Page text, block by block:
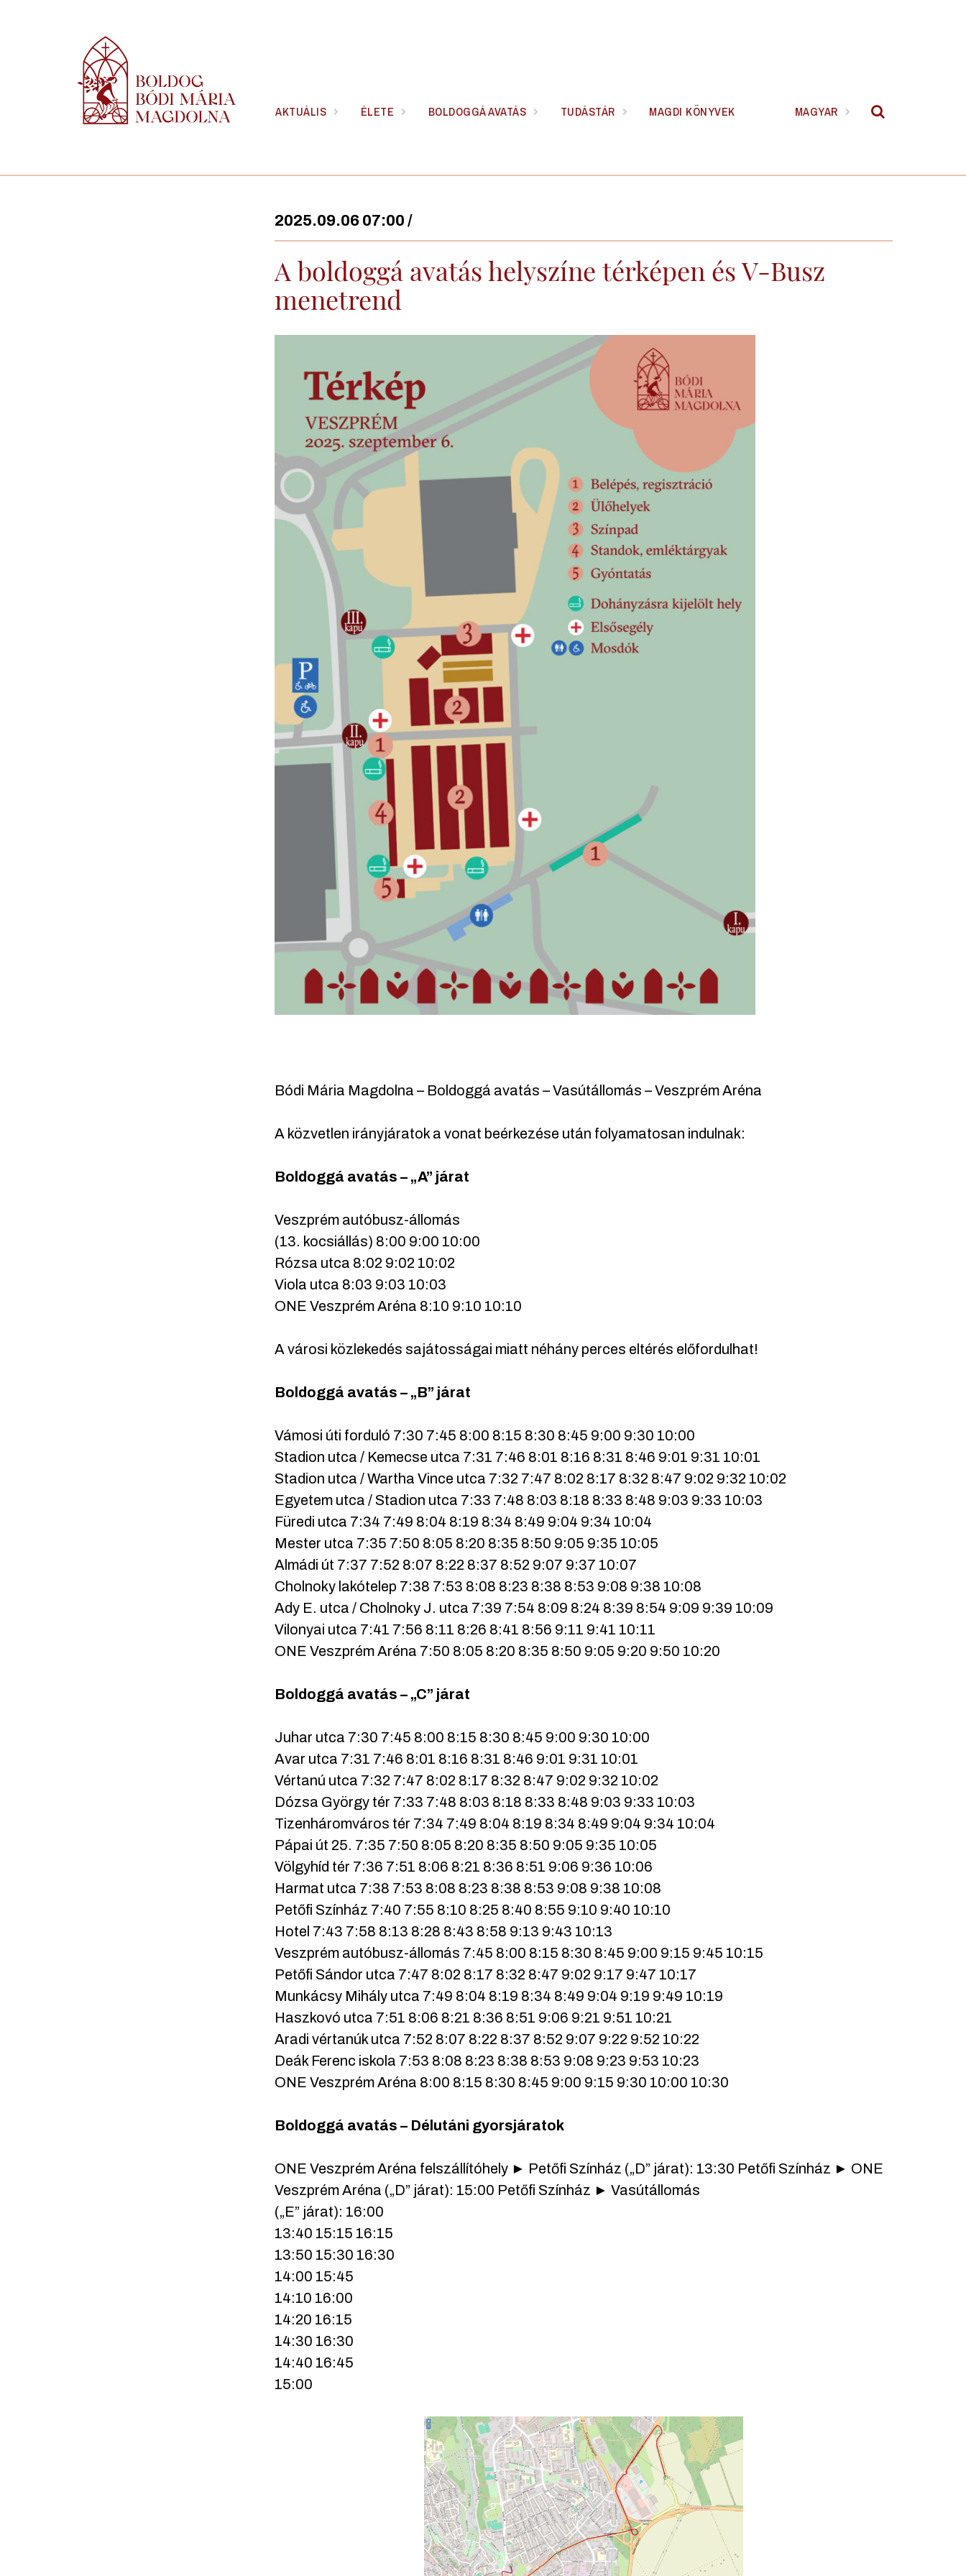
AKTUÁLIS ÉLETE BOLDOGGÁ AVATÁS TUDÁSTÁR MAGDI KÖNYVEK MAGYAR
2025.09.06 07:00 /
A boldoggá avatás helyszíne térképen és V-Busz
menetrend
Bódi Mária Magdolna – Boldoggá avatás – Vasútállomás – Veszprém Aréna
A közvetlen irányjáratok a vonat beérkezése után folyamatosan indulnak:
Boldoggá avatás – „A” járat
Veszprém autóbusz-állomás
(13. kocsiállás) 8:00 9:00 10:00
Rózsa utca 8:02 9:02 10:02
Viola utca 8:03 9:03 10:03
ONE Veszprém Aréna 8:10 9:10 10:10
A városi közlekedés sajátosságai miatt néhány perces eltérés előfordulhat!
Boldoggá avatás – „B” járat
Vámosi úti forduló 7:30 7:45 8:00 8:15 8:30 8:45 9:00 9:30 10:00
Stadion utca / Kemecse utca 7:31 7:46 8:01 8:16 8:31 8:46 9:01 9:31 10:01
Stadion utca / Wartha Vince utca 7:32 7:47 8:02 8:17 8:32 8:47 9:02 9:32 10:02
Egyetem utca / Stadion utca 7:33 7:48 8:03 8:18 8:33 8:48 9:03 9:33 10:03
Füredi utca 7:34 7:49 8:04 8:19 8:34 8:49 9:04 9:34 10:04
Mester utca 7:35 7:50 8:05 8:20 8:35 8:50 9:05 9:35 10:05
Almádi út 7:37 7:52 8:07 8:22 8:37 8:52 9:07 9:37 10:07
Cholnoky lakótelep 7:38 7:53 8:08 8:23 8:38 8:53 9:08 9:38 10:08
Ady E. utca / Cholnoky J. utca 7:39 7:54 8:09 8:24 8:39 8:54 9:09 9:39 10:09
Vilonyai utca 7:41 7:56 8:11 8:26 8:41 8:56 9:11 9:41 10:11
ONE Veszprém Aréna 7:50 8:05 8:20 8:35 8:50 9:05 9:20 9:50 10:20
Boldoggá avatás – „C” járat
Juhar utca 7:30 7:45 8:00 8:15 8:30 8:45 9:00 9:30 10:00
Avar utca 7:31 7:46 8:01 8:16 8:31 8:46 9:01 9:31 10:01
Vértanú utca 7:32 7:47 8:02 8:17 8:32 8:47 9:02 9:32 10:02
Dózsa György tér 7:33 7:48 8:03 8:18 8:33 8:48 9:03 9:33 10:03
Tizenháromváros tér 7:34 7:49 8:04 8:19 8:34 8:49 9:04 9:34 10:04
Pápai út 25. 7:35 7:50 8:05 8:20 8:35 8:50 9:05 9:35 10:05
Völgyhíd tér 7:36 7:51 8:06 8:21 8:36 8:51 9:06 9:36 10:06
Harmat utca 7:38 7:53 8:08 8:23 8:38 8:53 9:08 9:38 10:08
Petőfi Színház 7:40 7:55 8:10 8:25 8:40 8:55 9:10 9:40 10:10
Hotel 7:43 7:58 8:13 8:28 8:43 8:58 9:13 9:43 10:13
Veszprém autóbusz-állomás 7:45 8:00 8:15 8:30 8:45 9:00 9:15 9:45 10:15
Petőfi Sándor utca 7:47 8:02 8:17 8:32 8:47 9:02 9:17 9:47 10:17
Munkácsy Mihály utca 7:49 8:04 8:19 8:34 8:49 9:04 9:19 9:49 10:19
Haszkovó utca 7:51 8:06 8:21 8:36 8:51 9:06 9:21 9:51 10:21
Aradi vértanúk utca 7:52 8:07 8:22 8:37 8:52 9:07 9:22 9:52 10:22
Deák Ferenc iskola 7:53 8:08 8:23 8:38 8:53 9:08 9:23 9:53 10:23
ONE Veszprém Aréna 8:00 8:15 8:30 8:45 9:00 9:15 9:30 10:00 10:30
Boldoggá avatás – Délutáni gyorsjáratok
ONE Veszprém Aréna felszállítóhely ► Petőfi Színház („D” járat): 13:30 Petőfi Színház ► ONE
Veszprém Aréna („D” járat): 15:00 Petőfi Színház ► Vasútállomás
(„E” járat): 16:00
13:40 15:15 16:15
13:50 15:30 16:30
14:00 15:45
14:10 16:00
14:20 16:15
14:30 16:30
14:40 16:45
15:00